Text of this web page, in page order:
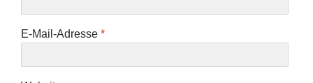
E-Mail-Adresse *